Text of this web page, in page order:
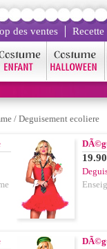
des ventes
/ Deguisement ecoliere